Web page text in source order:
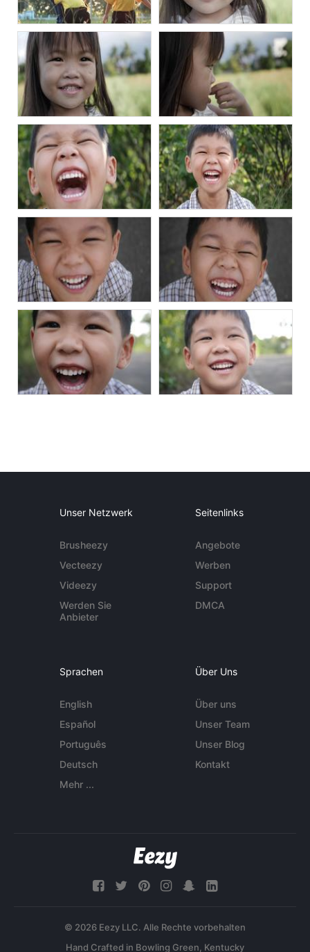
Unser Netzwerk
Brusheezy
Vecteezy
Videezy
Werden Sie
Anbieter
Seitenlinks
Angebote
Werben
Support
DMCA
Sprachen
English
Español
Português
Deutsch
Mehr ...
Über Uns
Über uns
Unser Team
Unser Blog
Kontakt
© 2026 Eezy LLC. Alle Rechte vorbehalten